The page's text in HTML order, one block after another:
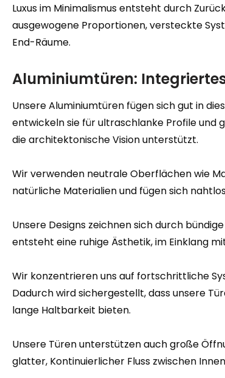
Luxus im Minimalismus entsteht durch
ausgewogene Proportionen, versteckte
End-Räume.
Aluminiumtüren:
Unsere Aluminiumtüren fügen sich gut in
entwickeln sie für ultraschlanke Profile und
die architektonische Vision unterstützt.
Wir verwenden neutrale Oberflächen wie
natürliche Materialien und fügen sich
Unsere Designs zeichnen sich durch
entsteht eine ruhige Ästhetik, im Einklang
Wir konzentrieren uns auf fortschrittliche
Dadurch wird sichergestellt, dass unsere
lange Haltbarkeit bieten.
Unsere Türen unterstützen auch große
glatter, Kontinuierlicher Fluss zwischen